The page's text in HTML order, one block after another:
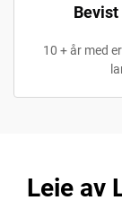
10 + år med
Leie av